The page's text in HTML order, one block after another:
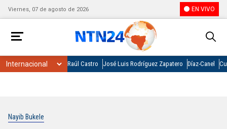
Viernes, 07 de agosto de 2026 EN VIVO
Raúl Castro José Luis Rodríguez Zapatero Díaz-Canel
Nayib Bukele